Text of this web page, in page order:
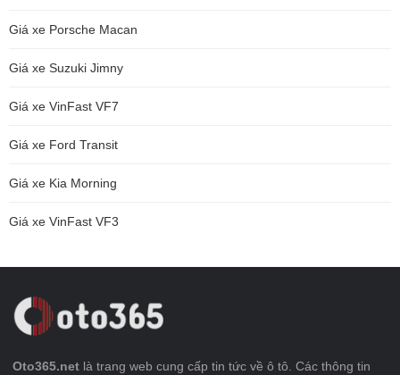
Giá xe Porsche Macan
Giá xe Suzuki Jimny
Giá xe VinFast VF7
Giá xe Ford Transit
Giá xe Kia Morning
Giá xe VinFast VF3
Oto365.net là trang web cung cấp tin tức về ô tô. Các thông tin